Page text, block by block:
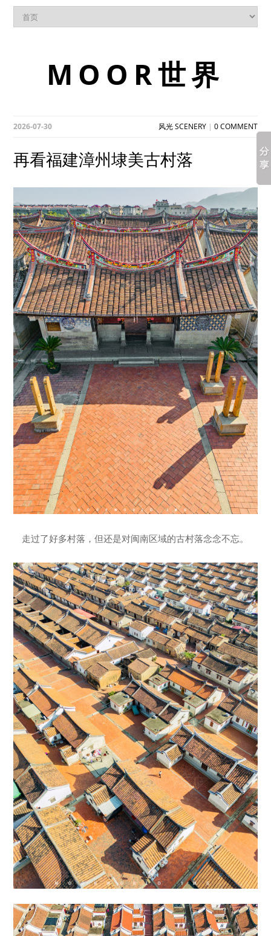
MOOR世界
2026-07-30 风光 SCENERY| 0 COMMENT
再看福建漳州埭美古村落
走过了好多村落，但还是对闽南区域的古村落念念不忘。